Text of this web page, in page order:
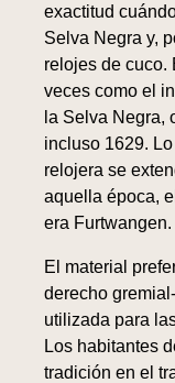
exactitud
Selva Negra y,
relojes de cuco.
veces como el
la Selva Negra,
incluso 1629.
relojera se
aquella época,
era Furtwangen.
El material
derecho
utilizada para
Los habitantes
tradición en el